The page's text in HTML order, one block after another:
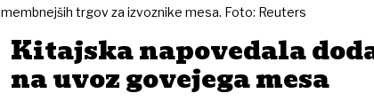
trgov za izvoznike mesa. Foto: Reuters
Kitajska napovedala
na uvoz govejega mesa